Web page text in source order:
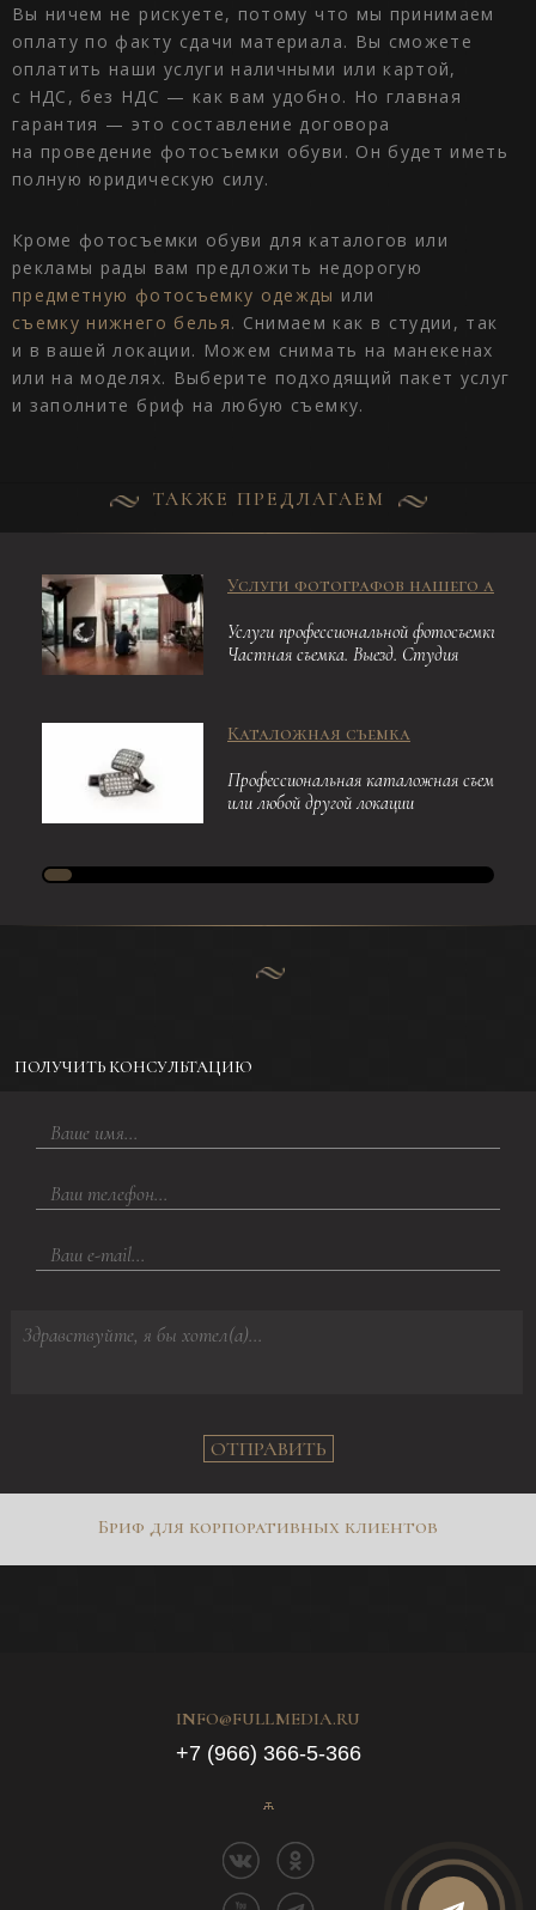
Вы ничем не рискуете, потому что мы принимаем
оплату по факту сдачи материала. Вы сможете
оплатить наши услуги наличными или картой,
с НДС, без НДС — как вам удобно. Но главная
гарантия — это составление договора
на проведение фотосъемки обуви. Он будет иметь
полную юридическую силу.
Кроме фотосъемки обуви для каталогов или
рекламы рады вам предложить недорогую
предметную фотосъемку одежды или
съемку нижнего белья. Снимаем как в студии, так
и в вашей локации. Можем снимать на манекенах
или на моделях. Выберите подходящий пакет услуг
и заполните бриф на любую съемку.
ТАКЖЕ ПРЕДЛАГАЕМ
Услуги фотографов нашего
Услуги профессиональной фотосъемки.
Частная съемка. Выезд. Студия
Каталожная съемка
Профессиональная каталожная съемка в
или любой другой локации
ПОЛУЧИТЬ КОНСУЛЬТАЦИЮ
ОТПРАВИТЬ
Бриф для корпоративных клиентов
INFO@FULLMEDIA.RU
+7 (966) 366-5-366